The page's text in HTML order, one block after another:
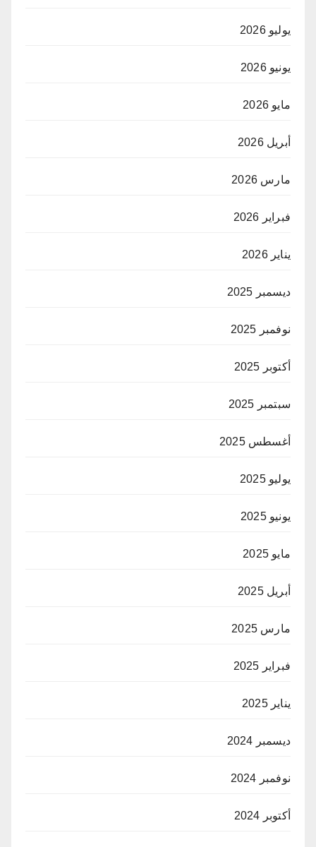
يوليو 2026
يونيو 2026
مايو 2026
أبريل 2026
مارس 2026
فبراير 2026
يناير 2026
ديسمبر 2025
نوفمبر 2025
أكتوبر 2025
سبتمبر 2025
أغسطس 2025
يوليو 2025
يونيو 2025
مايو 2025
أبريل 2025
مارس 2025
فبراير 2025
يناير 2025
ديسمبر 2024
نوفمبر 2024
أكتوبر 2024